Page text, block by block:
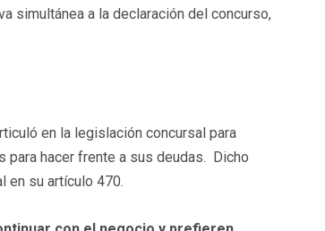
simultánea a la declaración del concurso,
en la legislación concursal para
hacer frente a sus deudas. Dicho
en su artículo 470.